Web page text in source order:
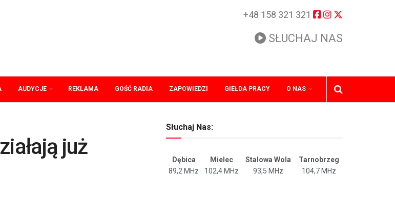
+48 158 321 321
SŁUCHAJ NAS
AUDYCJE REKLAMA GOŚĆ RADIA ZAPOWIEDZI GIEŁDA PRACY O NAS
już
Słuchaj Nas:
Dębica Mielec Stalowa Wola
Tarnobrzeg
89,2 MHz
102,4 MHz 93,5 MHz 104,7 MHz